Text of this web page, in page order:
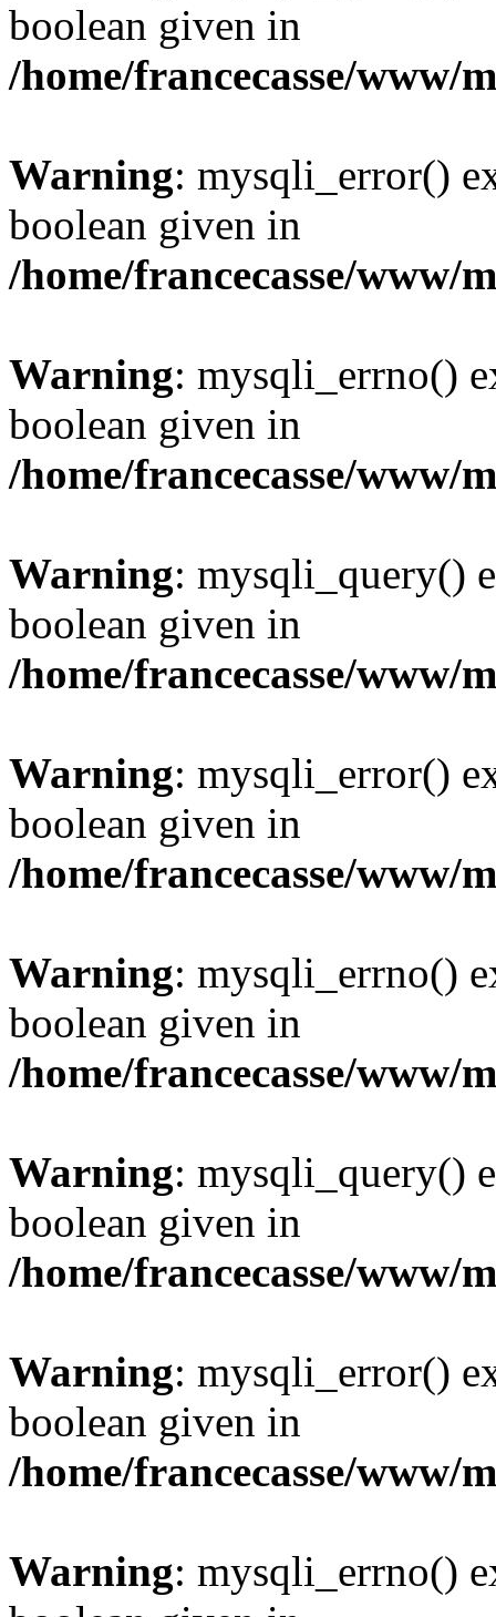
boolean given in
/home/francecasse/www/
Warning: mysqli_error()
boolean given in
/home/francecasse/www/
Warning: mysqli_errno()
boolean given in
/home/francecasse/www/
Warning: mysqli_query()
boolean given in
/home/francecasse/www/
Warning: mysqli_error()
boolean given in
/home/francecasse/www/
Warning: mysqli_errno()
boolean given in
/home/francecasse/www/
Warning: mysqli_query()
boolean given in
/home/francecasse/www/
Warning: mysqli_error()
boolean given in
/home/francecasse/www/
Warning: mysqli_errno()